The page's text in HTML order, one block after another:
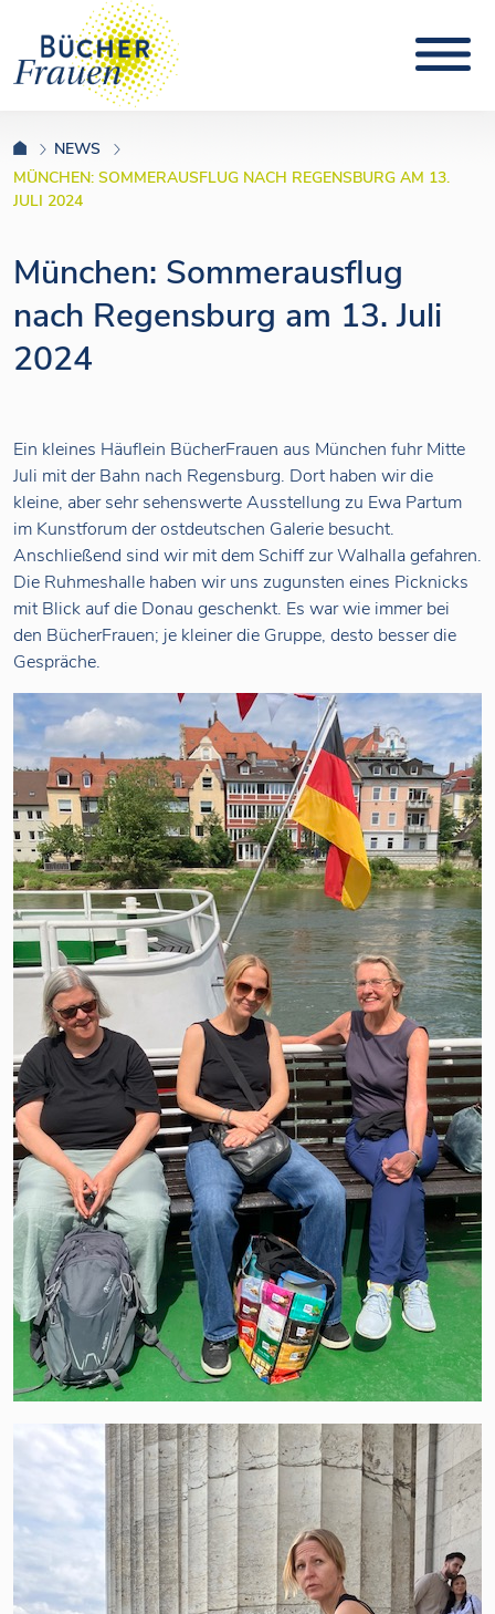
NEWS
MÜNCHEN: SOMMERAUSFLUG NACH REGENSBURG AM 13.
JULI 2024
München: Sommerausflug
nach Regensburg am 13. Juli
2024
Ein kleines Häuflein BücherFrauen aus München fuhr Mitte
Juli mit der Bahn nach Regensburg. Dort haben wir die
kleine, aber sehr sehenswerte Ausstellung zu Ewa Partum
im Kunstforum der ostdeutschen Galerie besucht.
Anschließend sind wir mit dem Schiff zur Walhalla gefahren.
Die Ruhmeshalle haben wir uns zugunsten eines Picknicks
mit Blick auf die Donau geschenkt. Es war wie immer bei
den BücherFrauen; je kleiner die Gruppe, desto besser die
Gespräche.